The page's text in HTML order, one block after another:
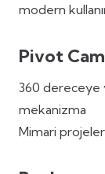
modern
Pivot Cam
360 dereceye
mekanizma
Mimari